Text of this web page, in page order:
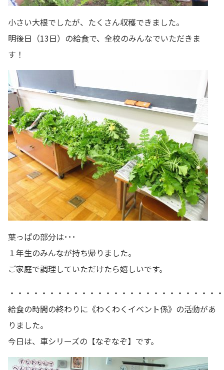
小さい大根でしたが、たくさん収穫できました。
明後日（13日）の給食で、全校のみんなでいただきま
す！
葉っぱの部分は･･･
１年生のみんなが持ち帰りました。
ご家庭で調理していただけたら嬉しいです。
・・・・・・・・・・・・・・・・・・・・・・・・・・
給食の時間の終わりに《わくわくイベント係》の活動があ
りました。
今日は、車シリーズの【なぞなぞ】です。